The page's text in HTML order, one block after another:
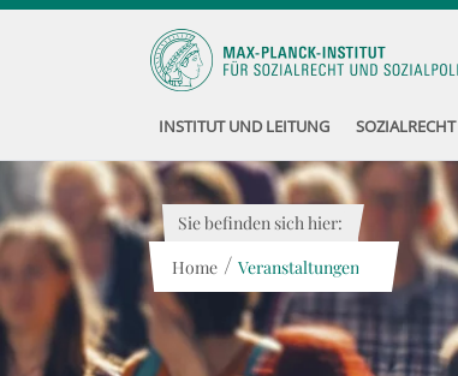
INSTITUT UND LEITUNG SOZIALRECHT
Sie befinden sich hier:
Home / Veranstaltungen